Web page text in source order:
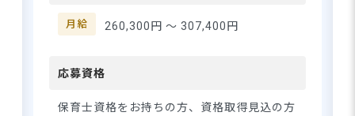
の新規園で新しいスタートをしま
さらに詳しい
人ひとりの子どもに寄り添っ
た保育を実践しています。設
と活動できる環境が整ってい
ある方も大歓迎！先輩保育士
月給 260,300円 〜307,400円
応募資格
保育士資格をお持ちの方、資格取得見込の方